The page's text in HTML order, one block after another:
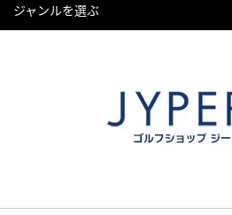
ジャンルを選ぶ